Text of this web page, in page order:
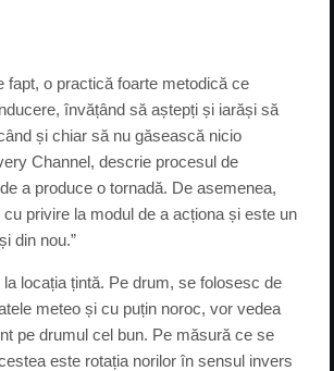
fapt, o practică foarte metodică ce
învățând să aștepți și iarăși să
și chiar să nu găsească nicio
Channel, descrie procesul de
a produce o tornadă. De asemenea,
privire la modul de a acționa și este un
din nou.”
locația țintă. Pe drum, se folosesc de
meteo și cu puțin noroc, vor vedea
pe drumul cel bun. Pe măsură ce se
este rotația norilor în sensul invers